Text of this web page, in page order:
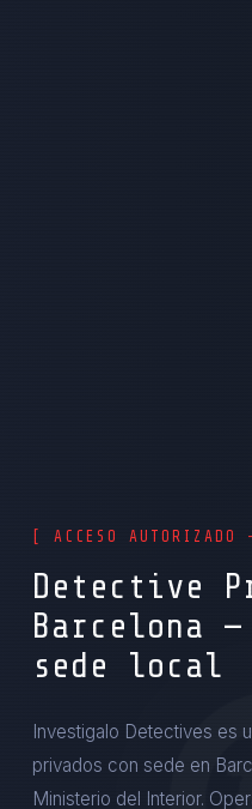
[ ACCESO
Detective
Barcelona
sede local
Investigalo Detectives es
privados con sede en
Ministerio del Interior.